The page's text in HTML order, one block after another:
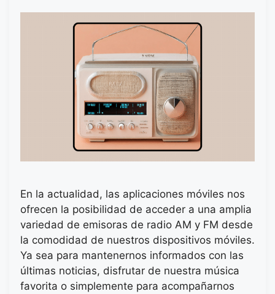
En la actualidad, las aplicaciones móviles nos
ofrecen la posibilidad de acceder a una amplia
variedad de emisoras de radio AM y FM desde
la comodidad de nuestros dispositivos móviles.
Ya sea para mantenernos informados con las
últimas noticias, disfrutar de nuestra música
favorita o simplemente para acompañarnos